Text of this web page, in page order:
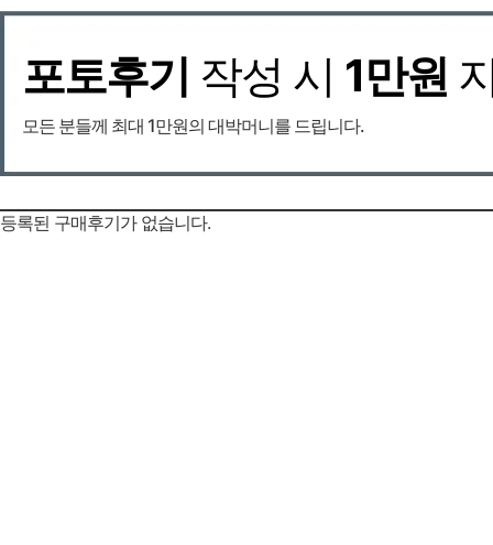
포토후기 작성 시 1만원
모든 분들께 최대 1만원의 대박머니를 드립니다.
등록된 구매후기가 없습니다.